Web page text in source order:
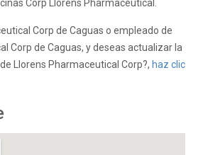
Corp Llorens Pharmaceutical.
Corp de Caguas o empleado de
Corp de Caguas, y deseas actualizar la
Llorens Pharmaceutical Corp?, haz clic